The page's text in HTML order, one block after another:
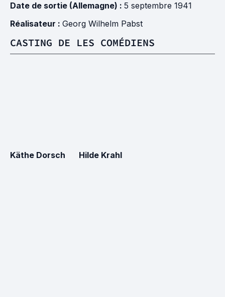
Date de sortie (Allemagne) : 5 septembre 1941
Réalisateur : Georg Wilhelm Pabst
CASTING DE LES COMÉDIENS
Käthe Dorsch Hilde Krahl